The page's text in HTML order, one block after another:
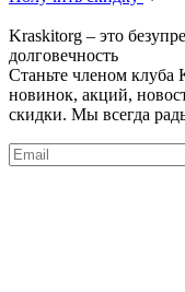
Kraskitorg – это
долговечность
Станьте членом клуба
новинок, акций,
скидки. Мы всегда